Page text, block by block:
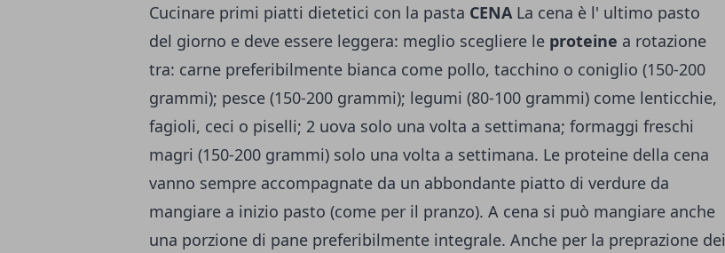
Cucinare primi piatti dietetici con la pasta CENALa cena è l' ultimo pasto
del giorno e deve essere leggera: meglio scegliere le proteine a rotazione
tra: carne preferibilmente bianca come pollo, tacchino o coniglio (150-200
grammi); pesce (150-200 grammi); legumi (80-100 grammi) come lenticchie,
fagioli, ceci o piselli; 2 uova solo una volta a settimana; formaggi freschi
magri (150-200 grammi) solo una volta a settimana. Le proteine della cena
vanno sempre accompagnate da un abbondante piatto di verdure da
mangiare a inizio pasto (come per il pranzo). A cena si può mangiare anche
una porzione di pane preferibilmente integrale. Anche per la preprazione dei